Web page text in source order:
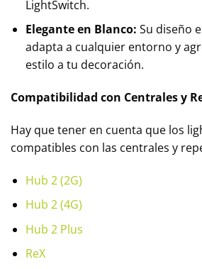
LightSwitch.
Elegante en Blanco: Su diseño
adapta a cualquier entorno y
estilo a tu decoración.
Compatibilidad con Centrales y
Hay que tener en cuenta que los
compatibles con las centrales y
Hub 2 (2G)
Hub 2 (4G)
Hub 2 Plus
ReX